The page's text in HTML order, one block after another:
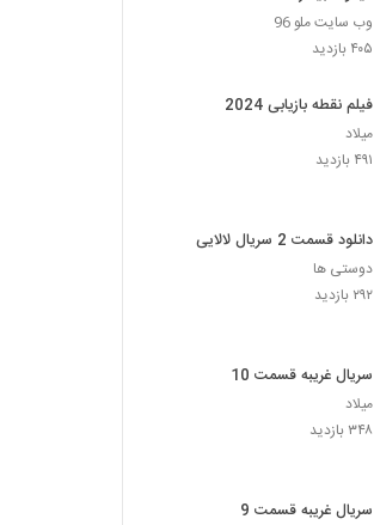
وب سایت ملو 96
۴۰۵ بازدید
فیلم نقطه بازیابی 2024
میلاد
۴۹۱ بازدید
دانلود قسمت 2 سریال لالایی
دوستی ها
۲۹۲ بازدید
سریال غریبه قسمت 10
میلاد
۳۴۸ بازدید
سریال غریبه قسمت 9